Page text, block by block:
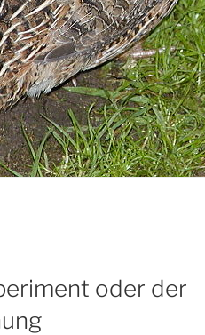
oder der